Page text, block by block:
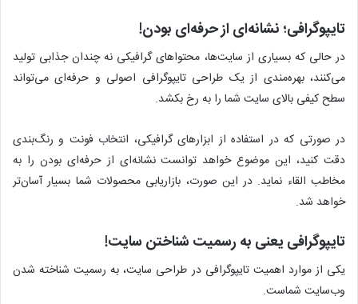
تایپوگرافی؛ نشانه‌ای از حرفه‌ای بودن!
در حالی که بسیاری از سایت‌ها، محتواهای گرافیکی نه چندان جذابی تولید
می‌کنند، بهره‌مندی از یک طراحی تایپوگرافی اصولی و حرفه‌ای می‌تواند
سطح کیفی بالای سایت شما را به رخ بکشد.
در صورتی که در استفاده از ابزارهای گرافیکی، انتخاب فونت و رنگ‌بندی
دقت کنید، این موضوع خواهد توانست نشانه‌ای از حرفه‌ای بودن را به
مخاطب القاء نماید. در این صورت، بازاریابی محصولات شما بسیار آسان‌تر
خواهد شد.
تایپوگرافی یعنی به رسمیت شناختن سایت!
یکی از موارد اهمیت تایپوگرافی در طراحی سایت، به رسمیت شناخته شدن
وب‌سایت‌ شماست.